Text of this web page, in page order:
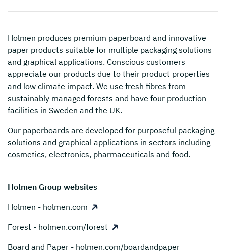
Holmen produces premium paperboard and innovative
paper products suitable for multiple packaging solutions
and graphical applications. Conscious customers
appreciate our products due to their product properties
and low climate impact. We use fresh fibres from
sustainably managed forests and have four production
facilities in Sweden and the UK.
Our paperboards are developed for purposeful packaging
solutions and graphical applications in sectors including
cosmetics, electronics, pharmaceuticals and food.
Holmen Group websites
Holmen - holmen.com
Forest - holmen.com/forest
Board and Paper - holmen.com/boardandpaper